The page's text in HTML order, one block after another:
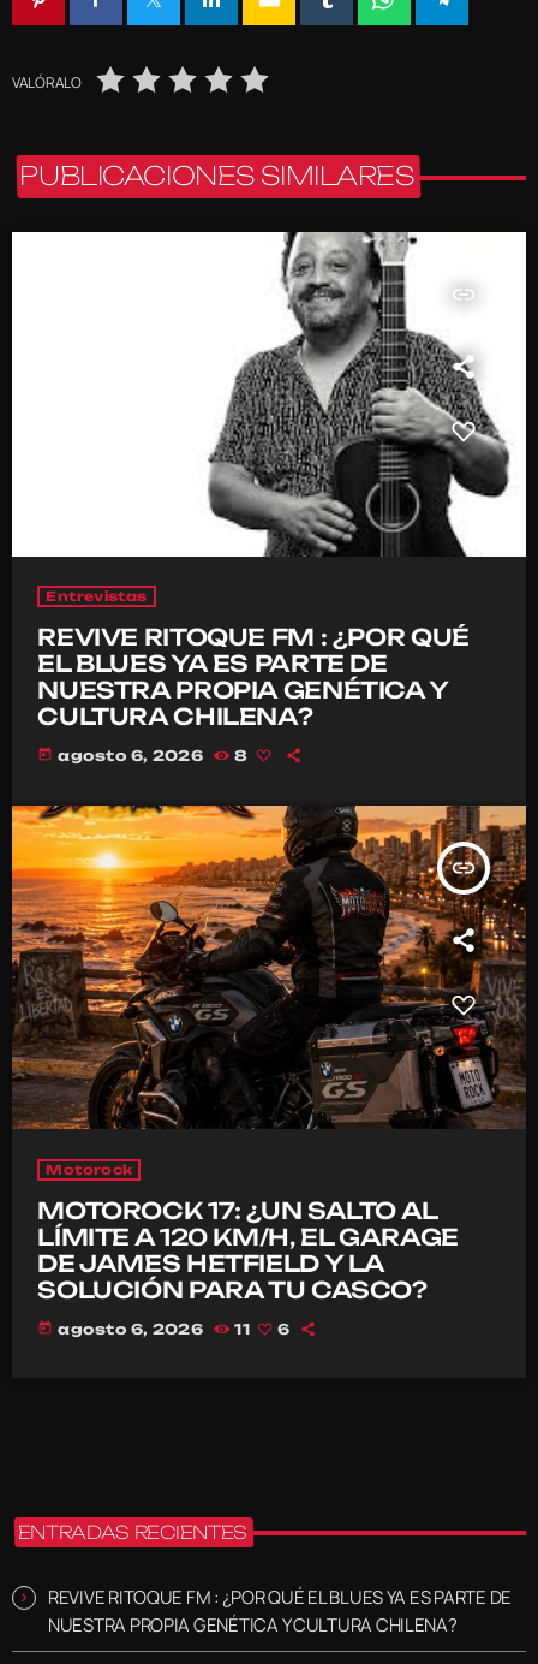
VALÓRALO
PUBLICACIONES SIMILARES
insert_link
Entrevistas
REVIVE RITOQUE FM : ¿POR QUÉ
EL BLUES YA ES PARTE DE
NUESTRA PROPIA GENÉTICA Y
CULTURA CHILENA?
today agosto 6, 2026 8
insert_link
Motorock
MOTOROCK 17: ¿UN SALTO AL
LÍMITE A 120 KM/H, EL GARAGE
DE JAMES HETFIELD Y LA
SOLUCIÓN PARA TU CASCO?
today agosto 6, 2026 11 6
ENTRADAS RECIENTES
REVIVE RITOQUE FM : ¿POR QUÉ EL BLUES YA ES PARTE DE
NUESTRA PROPIA GENÉTICA Y CULTURA CHILENA?